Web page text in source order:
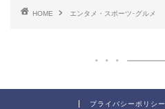
HOME エンタメ・スポーツ･グルメ
プライバシーポリシー